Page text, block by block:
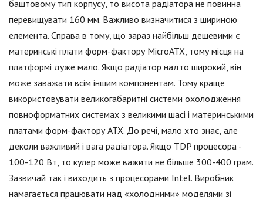
баштовому тип корпусу, то висота радіатора не повинна
перевищувати 160 мм. Важливо визначитися з шириною
елемента. Справа в тому, що зараз найбільш дешевими є
материнські плати форм-фактору MicroATX, тому місця на
платформі дуже мало. Якщо радіатор надто широкий, він
може заважати всім іншим компонентам. Тому краще
використовувати великогабаритні системи охолодження
повноформатних системах з великими шасі і материнськими
платами форм-фактору ATX. До речі, мало хто знає, але
деколи важливий і вага радіатора. Якщо TDP процесора -
100-120 Вт, то кулер може важити не більше 300-400 грам.
Зазвичай так і виходить з процесорами Intel. Виробник
намагається працювати над «холодними» моделями зі